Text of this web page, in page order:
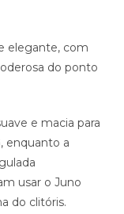
elegante, com
do ponto
e macia para
enquanto a
usar o Juno
do clitóris.